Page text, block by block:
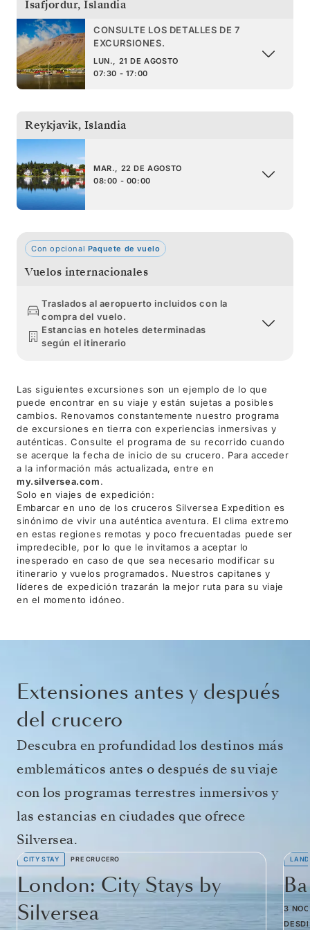
Isafjordur, Islandia
CONSULTE LOS DETALLES DE 7
EXCURSIONES.
LUN., 21 DE AGOSTO
07:30 - 17:00
Reykjavik, Islandia
MAR., 22 DE AGOSTO
08:00 - 00:00
Con opcional Paquete de vuelo
Vuelos internacionales
Traslados al aeropuerto incluidos con la
compra del vuelo.
Estancias en hoteles determinadas
según el itinerario
Las siguientes excursiones son un ejemplo de lo que
puede encontrar en su viaje y están sujetas a posibles
cambios. Renovamos constantemente nuestro programa
de excursiones en tierra con experiencias inmersivas y
auténticas. Consulte el programa de su recorrido cuando
se acerque la fecha de inicio de su crucero. Para acceder
a la información más actualizada, entre en
my.silversea.com.
Solo en viajes de expedición:
Embarcar en uno de los cruceros Silversea Expedition es
sinónimo de vivir una auténtica aventura. El clima extremo
en estas regiones remotas y poco frecuentadas puede ser
impredecible, por lo que le invitamos a aceptar lo
inesperado en caso de que sea necesario modificar su
itinerario y vuelos programados. Nuestros capitanes y
líderes de expedición trazarán la mejor ruta para su viaje
en el momento idóneo.
Extensiones antes y después
del crucero
Descubra en profundidad los destinos más
emblemáticos antes o después de su viaje
con los programas terrestres inmersivos y
las estancias en ciudades que ofrece
Silversea.
CITY STAY PRE CRUCERO
London: City Stays by
Silversea
3